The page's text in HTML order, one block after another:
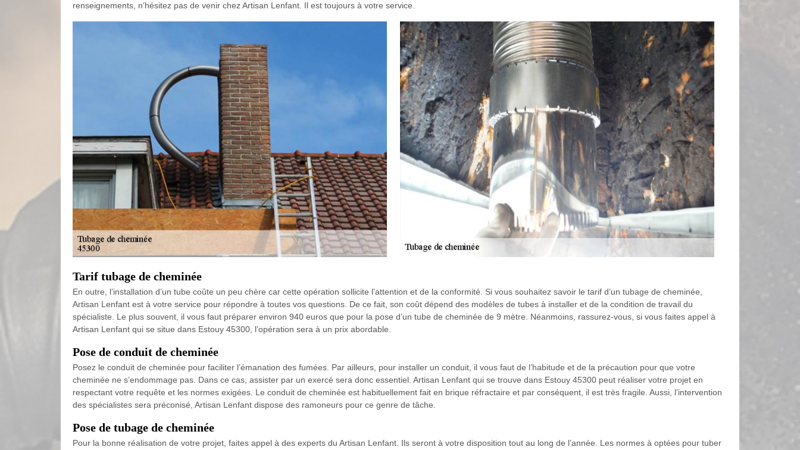
renseignements, n’hésitez pas de venir chez Artisan Lenfant. Il est toujours à votre service.
Tarif tubage de cheminée
En outre, l’installation d’un tube coûte un peu chère car cette opération sollicite l’attention et de la conformité. Si vous souhaitez savoir le tarif d’un tubage de cheminée,
Artisan Lenfant est à votre service pour répondre à toutes vos questions. De ce fait, son coût dépend des modèles de tubes à installer et de la condition de travail du
spécialiste. Le plus souvent, il vous faut préparer environ 940 euros que pour la pose d’un tube de cheminée de 9 mètre. Néanmoins, rassurez-vous, si vous faites appel à
Artisan Lenfant qui se situe dans Estouy 45300, l’opération sera à un prix abordable.
Pose de conduit de cheminée
Posez le conduit de cheminée pour faciliter l’émanation des fumées. Par ailleurs, pour installer un conduit, il vous faut de l’habitude et de la précaution pour que votre
cheminée ne s’endommage pas. Dans ce cas, assister par un exercé sera donc essentiel. Artisan Lenfant qui se trouve dans Estouy 45300 peut réaliser votre projet en
respectant votre requête et les normes exigées. Le conduit de cheminée est habituellement fait en brique réfractaire et par conséquent, il est très fragile. Aussi, l’intervention
des spécialistes sera préconisé, Artisan Lenfant dispose des ramoneurs pour ce genre de tâche.
Pose de tubage de cheminée
Pour la bonne réalisation de votre projet, faites appel à des experts du Artisan Lenfant. Ils seront à votre disposition tout au long de l’année. Les normes à optées pour tuber